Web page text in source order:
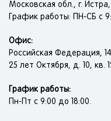
Московская обл., г.
График работы: ПН-СБ с
Офис:
Российская Федерация,
25 лет Октября, д. 10, кв.
График работы:
Пн-Пт с 9:00 до 18:00.